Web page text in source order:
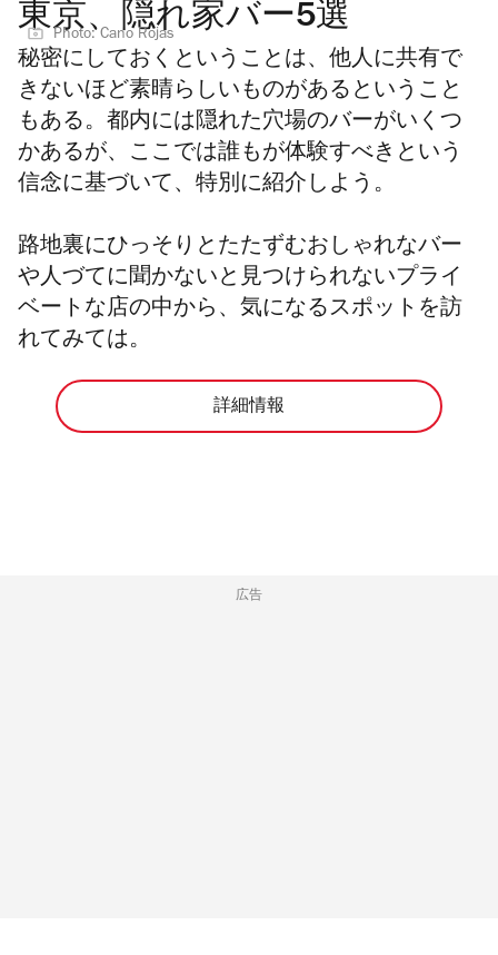
東京、隠れ家バー5選
Photo: Cano Rojas
秘密にしておくということは、他人に共有で
きないほど素晴らしいものがあるということ
もある。都内には隠れた穴場のバーがいくつ
かあるが、ここでは誰もが体験すべきという
信念に基づいて、特別に紹介しよう。
路地裏にひっそりとたたずむおしゃれなバー
や人づてに聞かないと 見つけられない プライ
ベートな店の中から、気になるスポットを訪
れてみては。
詳細情報
広告